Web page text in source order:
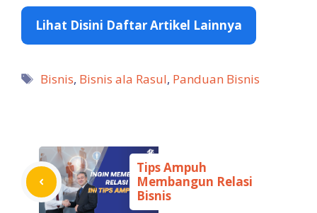
Lihat Disini Daftar Artikel Lainnya
Tag
Bisnis, Bisnis ala Rasul, Panduan Bisnis
Tips Ampuh
Membangun Relasi
Bisnis